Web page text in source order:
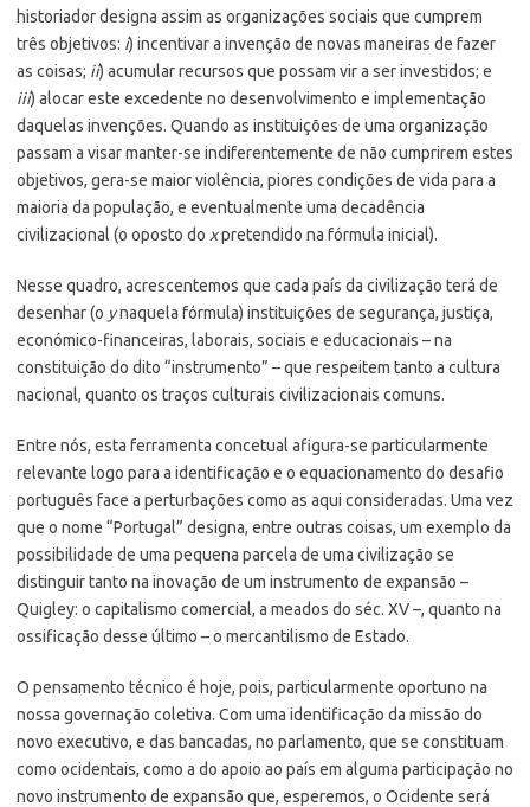
historiador designa assim as organizações sociais que cumprem
três objetivos: i) incentivar a invenção de novas maneiras de fazer
as coisas; ii) acumular recursos que possam vir a ser investidos; e
iii) alocar este excedente no desenvolvimento e implementação
daquelas invenções. Quando as instituições de uma organização
passam a visar manter-se indiferentemente de não cumprirem estes
objetivos, gera-se maior violência, piores condições de vida para a
maioria da população, e eventualmente uma decadência
civilizacional (o oposto do xpretendido na fórmula inicial).
Nesse quadro, acrescentemos que cada país da civilização terá de
desenhar (o ynaquela fórmula) instituições de segurança, justiça,
económico-financeiras, laborais, sociais e educacionais – na
constituição do dito “instrumento” – que respeitem tanto a cultura
nacional, quanto os traços culturais civilizacionais comuns.
Entre nós, esta ferramenta concetual afigura-se particularmente
relevante logo para a identificação e o equacionamento do desafio
português face a perturbações como as aqui consideradas. Uma vez
que o nome “Portugal” designa, entre outras coisas, um exemplo da
possibilidade de uma pequena parcela de uma civilização se
distinguir tanto na inovação de um instrumento de expansão –
Quigley: o capitalismo comercial, a meados do séc. XV –, quanto na
ossificação desse último – o mercantilismo de Estado.
O pensamento técnico é hoje, pois, particularmente oportuno na
nossa governação coletiva. Com uma identificação da missão do
novo executivo, e das bancadas, no parlamento, que se constituam
como ocidentais, como a do apoio ao país em alguma participação no
novo instrumento de expansão que, esperemos, o Ocidente será